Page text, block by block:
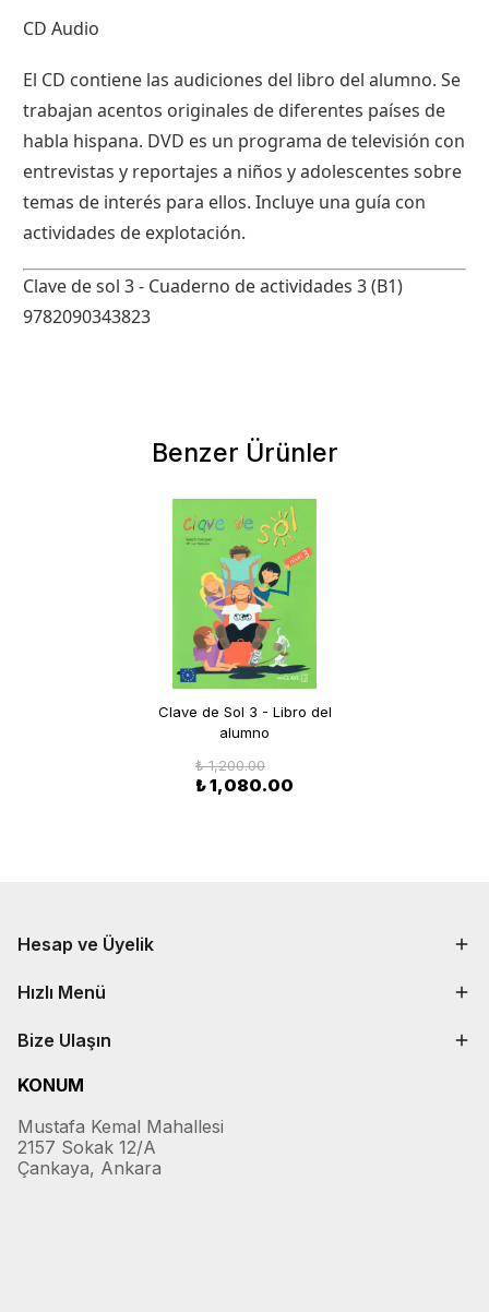
CD Audio
El CD contiene las audiciones del libro del alumno. Se
trabajan acentos originales de diferentes países de
habla hispana. DVD es un programa de televisión con
entrevistas y reportajes a niños y adolescentes sobre
temas de interés para ellos. Incluye una guía con
actividades de explotación.
Clave de sol 3 - Cuaderno de actividades 3 (B1)
9782090343823
Benzer Ürünler
Clave de Sol 3 - Libro del
alumno
₺ 1,200.00
₺ 1,080.00
Hesap ve Üyelik
Hızlı Menü
Bize Ulaşın
KONUM
Mustafa Kemal Mahallesi
2157 Sokak 12/A
Çankaya, Ankara